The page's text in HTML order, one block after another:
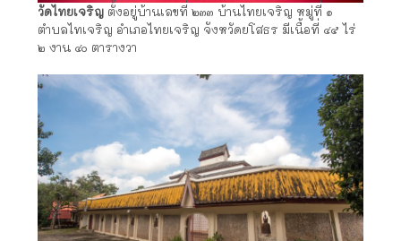
วัดไทยเจริญ ตั้งอยู่บ้านเลขที่ ๒๓๓ บ้านไทยเจริญ หมู่ที่ ๑
ตำบลไทเจริญ อำเภอไทยเจริญ จังหวัดยโสธร มีเนื้อที่ ๔๕ ไร่
๒ งาน ๔๐ ตารางวา